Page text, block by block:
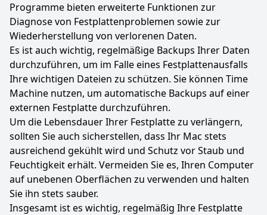
Programme bieten erweiterte Funktionen zur
Diagnose von Festplattenproblemen sowie zur
Wiederherstellung von verlorenen Daten.
Es ist auch wichtig, regelmäßige Backups Ihrer Daten
durchzuführen, um im Falle eines Festplattenausfalls
Ihre wichtigen Dateien zu schützen. Sie können Time
Machine nutzen, um automatische Backups auf einer
externen Festplatte durchzuführen.
Um die Lebensdauer Ihrer Festplatte zu verlängern,
sollten Sie auch sicherstellen, dass Ihr Mac stets
ausreichend gekühlt wird und Schutz vor Staub und
Feuchtigkeit erhält. Vermeiden Sie es, Ihren Computer
auf unebenen Oberflächen zu verwenden und halten
Sie ihn stets sauber.
Insgesamt ist es wichtig, regelmäßig Ihre Festplatte